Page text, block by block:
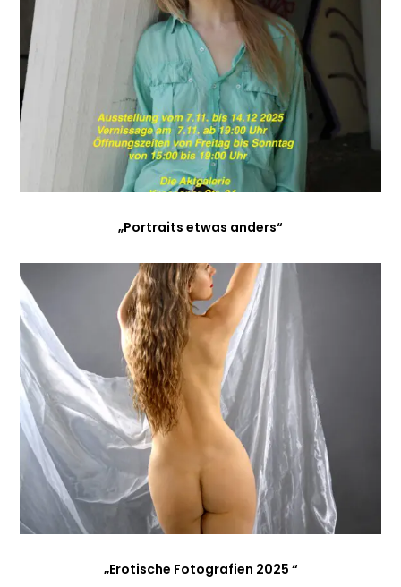
„Portraits etwas anders“
„Erotische Fotografien 2025 “